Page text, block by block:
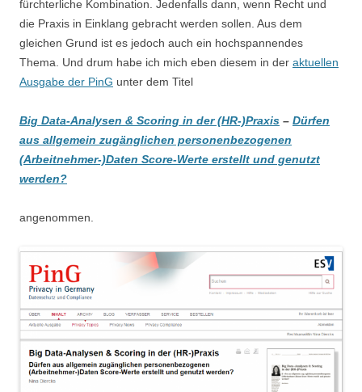
fürchterliche Kombination. Jedenfalls dann, wenn Recht und
die Praxis in Einklang gebracht werden sollen. Aus dem
gleichen Grund ist es jedoch auch ein hochspannendes
Thema. Und drum habe ich mich eben diesem in der aktuellen
Ausgabe der PinG unter dem Titel
Big Data-Analysen & Scoring in der (HR-)Praxis – Dürfen
aus allgemein zugänglichen personenbezogenen
(Arbeitnehmer-)Daten Score-Werte erstellt und genutzt
werden?
angenommen.